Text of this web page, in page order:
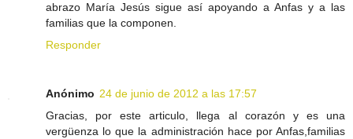
abrazo María Jesús sigue así apoyando a Anfas y a las
familias que la componen.
Responder
Anónimo 24 de junio de 2012 a las 17:57
Gracias, por este articulo, llega al corazón y es una
vergüenza lo que la administración hace por Anfas,familias